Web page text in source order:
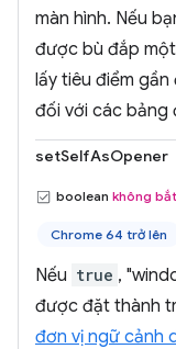
màn hình. Nếu
được bù đắp
lấy tiêu điểm
đối với các bảng
setSelfAsOpener
boolean không
Chrome 64 trở lên
Nếu true ,
được đặt thành
đơn vị ngữ cảnh